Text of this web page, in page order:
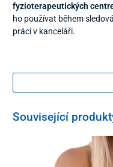
fyzioterapeutických
ho používat během
práci v kanceláři.
Související